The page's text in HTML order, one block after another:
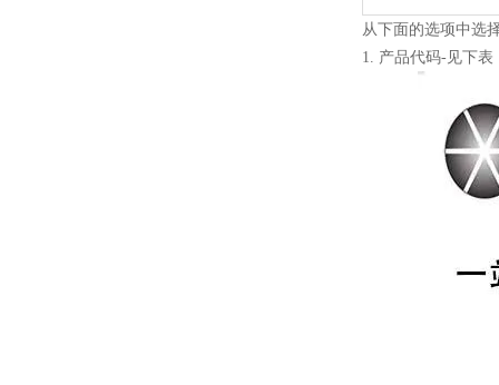
从下面的选项中选
1. 产品代码-见下表